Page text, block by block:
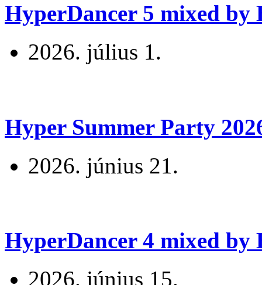
HyperDancer 5 mixed by
2026. július 1.
Hyper Summer Party
2026. június 21.
HyperDancer 4 mixed by
2026. június 15.